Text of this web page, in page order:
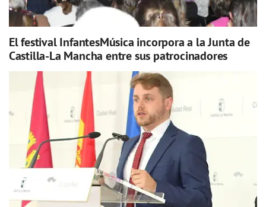
El festival InfantesMúsica incorpora a la Junta de
Castilla-La Mancha entre sus patrocinadores